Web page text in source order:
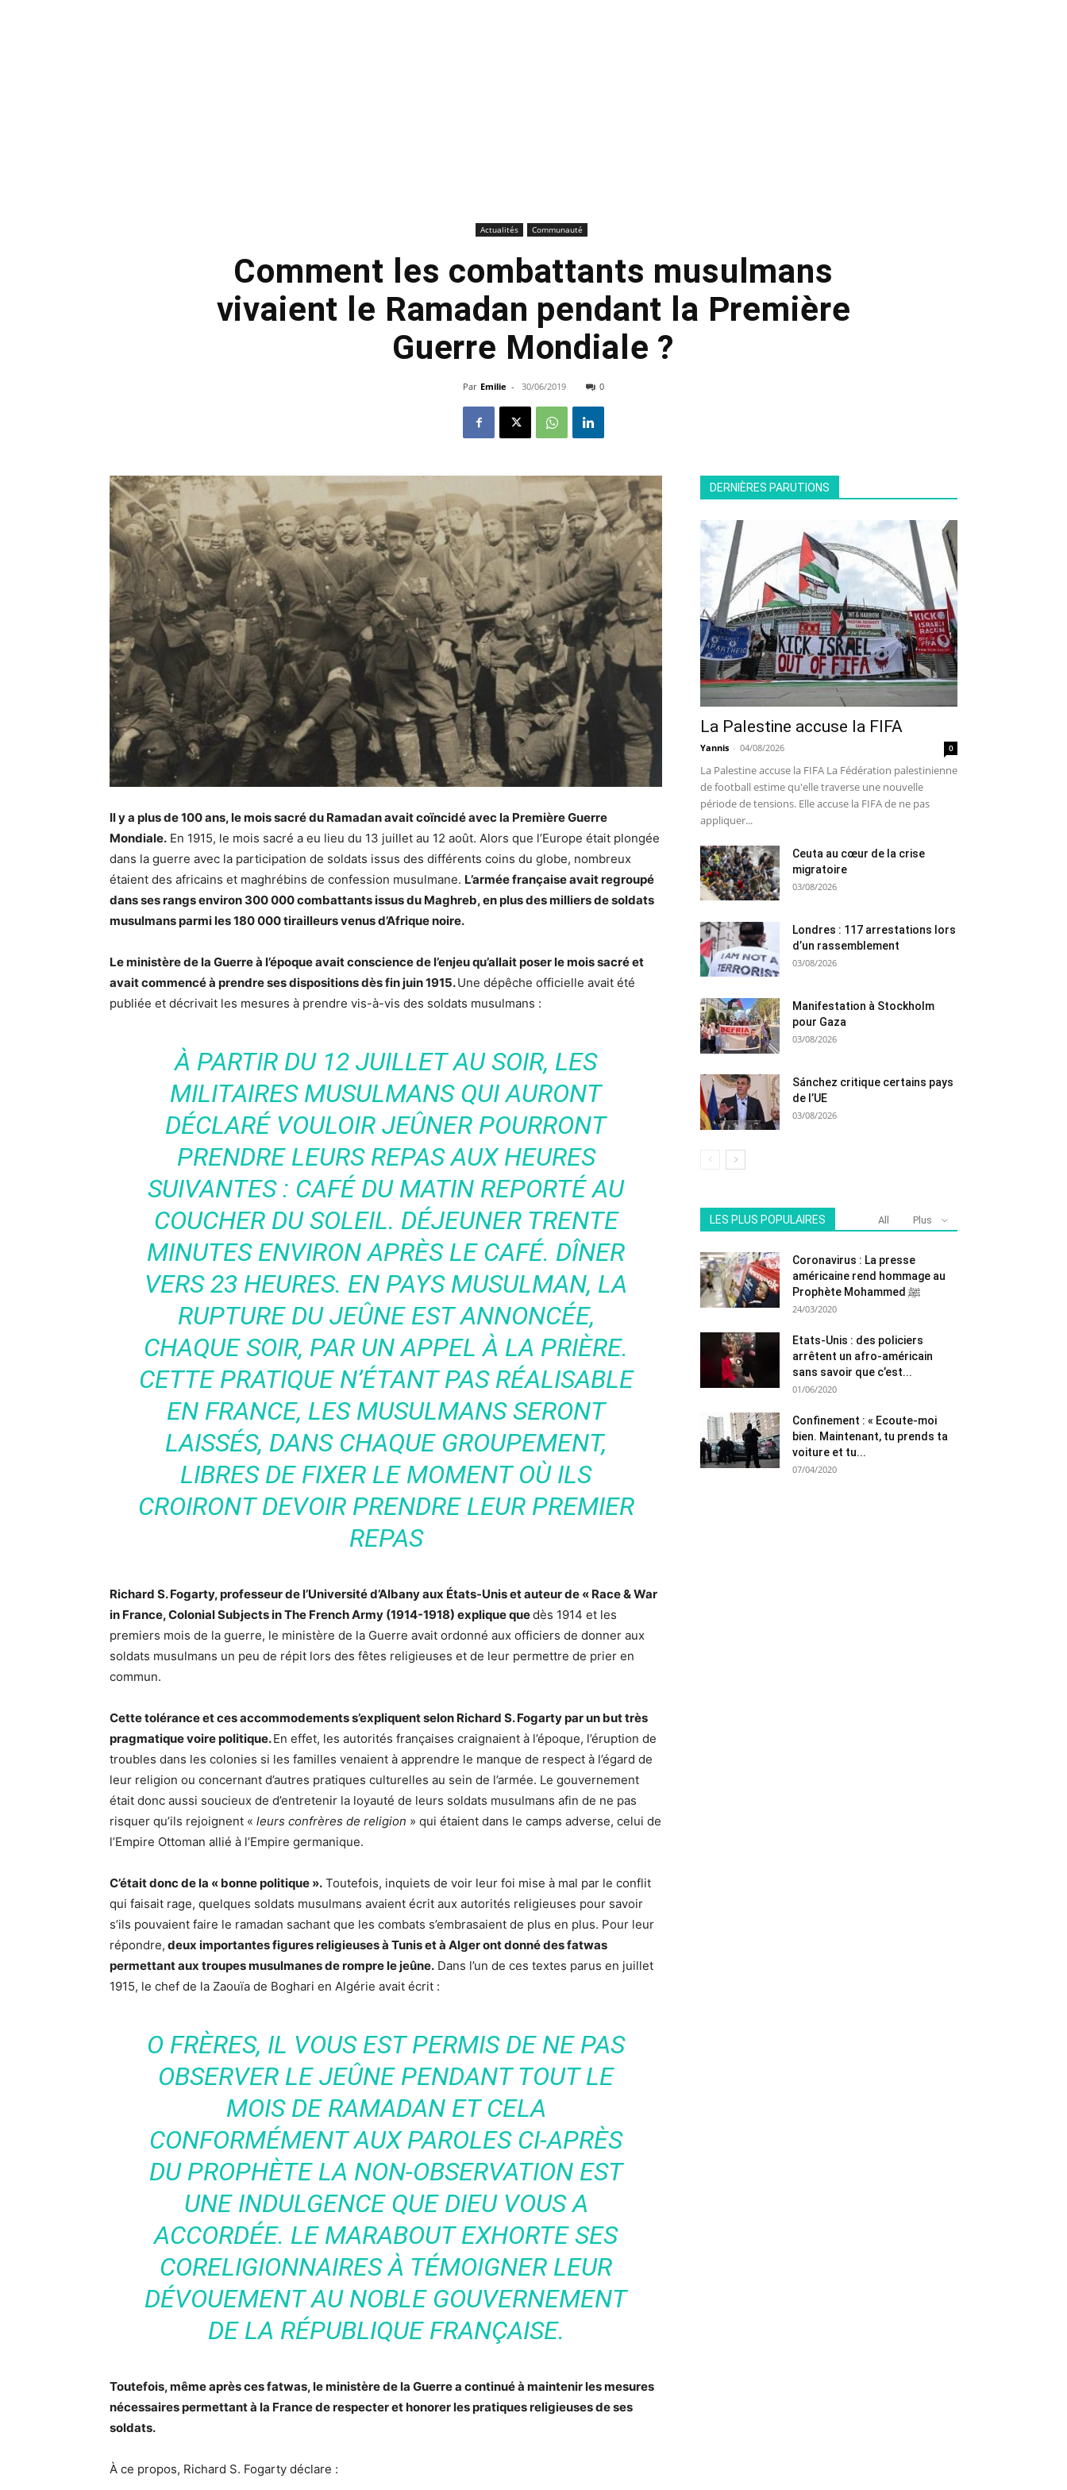
Actualités Communauté
Comment les combattants musulmans
vivaient le Ramadan pendant la Première
Guerre Mondiale ?
Par Emilie - 30/06/2019 0
Il y a plus de 100 ans, le mois sacré du Ramadan avait coïncidé avec la Première Guerre
Mondiale. En 1915, le mois sacré a eu lieu du 13 juillet au 12 août. Alors que l’Europe était plongée
dans la guerre avec la participation de soldats issus des différents coins du globe, nombreux
étaient des africains et maghrébins de confession musulmane. L’armée française avait regroupé
dans ses rangs environ 300 000 combattants issus du Maghreb, en plus des milliers de soldats
musulmans parmi les 180 000 tirailleurs venus d’Afrique noire.
Le ministère de la Guerre à l’époque avait conscience de l’enjeu qu’allait poser le mois sacré et
avait commencé à prendre ses dispositions dès fin juin 1915.Une dépêche officielle avait été
publiée et décrivait les mesures à prendre vis-à-vis des soldats musulmans :
À PARTIR DU 12 JUILLET AU SOIR, LES
MILITAIRES MUSULMANS QUI AURONT
DÉCLARÉ VOULOIR JEÛNER POURRONT
PRENDRE LEURS REPAS AUX HEURES
SUIVANTES : CAFÉ DU MATIN REPORTÉ AU
COUCHER DU SOLEIL. DÉJEUNER TRENTE
MINUTES ENVIRON APRÈS LE CAFÉ. DÎNER
VERS 23 HEURES. EN PAYS MUSULMAN, LA
RUPTURE DU JEÛNE EST ANNONCÉE,
CHAQUE SOIR, PAR UN APPEL À LA PRIÈRE.
CETTE PRATIQUE N’ÉTANT PAS RÉALISABLE
EN FRANCE, LES MUSULMANS SERONT
LAISSÉS, DANS CHAQUE GROUPEMENT,
LIBRES DE FIXER LE MOMENT OÙ ILS
CROIRONT DEVOIR PRENDRE LEUR PREMIER
REPAS
Richard S. Fogarty, professeur de l’Université d’Albany aux États-Unis et auteur de « Race & War
in France, Colonial Subjects in The French Army (1914-1918) explique quedès 1914 et les
premiers mois de la guerre, le ministère de la Guerre avait ordonné aux officiers de donner aux
soldats musulmans un peu de répit lors des fêtes religieuses et de leur permettre de prier en
commun.
Cette tolérance et ces accommodements s’expliquent selon Richard S. Fogarty par un but très
pragmatique voire politique.En effet, les autorités françaises craignaient à l’époque, l’éruption de
troubles dans les colonies si les familles venaient à apprendre le manque de respect à l’égard de
leur religion ou concernant d’autres pratiques culturelles au sein de l’armée. Le gouvernement
était donc aussi soucieux de d’entretenir la loyauté de leurs soldats musulmans afin de ne pas
risquer qu’ils rejoignent « leurs confrères de religion » qui étaient dans le camps adverse, celui de
l’Empire Ottoman allié à l’Empire germanique.
C’était donc de la « bonne politique ». Toutefois, inquiets de voir leur foi mise à mal par le conflit
qui faisait rage, quelques soldats musulmans avaient écrit aux autorités religieuses pour savoir
s’ils pouvaient faire le ramadan sachant que les combats s’embrasaient de plus en plus. Pour leur
répondre, deux importantes figures religieuses à Tunis et à Alger ont donné des fatwas
permettant aux troupes musulmanes de rompre le jeûne. Dans l’un de ces textes parus en juillet
1915, le chef de la Zaouïa de Boghari en Algérie avait écrit :
O FRÈRES, IL VOUS EST PERMIS DE NE PAS
OBSERVER LE JEÛNE PENDANT TOUT LE
MOIS DE RAMADAN ET CELA
CONFORMÉMENT AUX PAROLES CI-APRÈS
DU PROPHÈTE LA NON-OBSERVATION EST
UNE INDULGENCE QUE DIEU VOUS A
ACCORDÉE. LE MARABOUT EXHORTE SES
CORELIGIONNAIRES À TÉMOIGNER LEUR
DÉVOUEMENT AU NOBLE GOUVERNEMENT
DE LA RÉPUBLIQUE FRANÇAISE.
Toutefois, même après ces fatwas, le ministère de la Guerre a continué à maintenir les mesures
nécessaires permettant à la France de respecter et honorer les pratiques religieuses de ses
soldats.
À ce propos, Richard S. Fogarty déclare :
DERNIÈRES PARUTIONS
La Palestine accuse la FIFA
Yannis - 04/08/2026 0
La Palestine accuse la FIFA La Fédération palestinienne
de football estime qu'elle traverse une nouvelle
période de tensions. Elle accuse la FIFA de ne pas
appliquer...
Ceuta au cœur de la crise
migratoire
03/08/2026
Londres : 117 arrestations lors
d’un rassemblement
03/08/2026
Manifestation à Stockholm
pour Gaza
03/08/2026
Sánchez critique certains pays
de l’UE
03/08/2026
LES PLUS POPULAIRES All Plus
Coronavirus : La presse
américaine rend hommage au
Prophète Mohammed ﷺ
24/03/2020
Etats-Unis : des policiers
arrêtent un afro-américain
sans savoir que c’est...
01/06/2020
Confinement : « Ecoute-moi
bien. Maintenant, tu prends ta
voiture et tu...
07/04/2020